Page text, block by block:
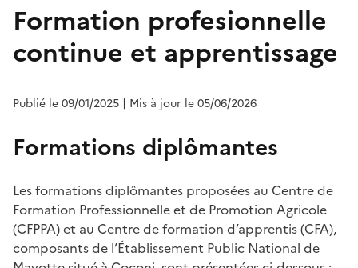
Formation profesionnelle
continue et apprentissage
Publié le 09/01/2025 | Mis à jour le 05/06/2026
Formations diplômantes
Les formations diplômantes proposées au Centre de
Formation Professionnelle et de Promotion Agricole
(CFPPA) et au Centre de formation d’apprentis (CFA),
composants de l’Établissement Public National de